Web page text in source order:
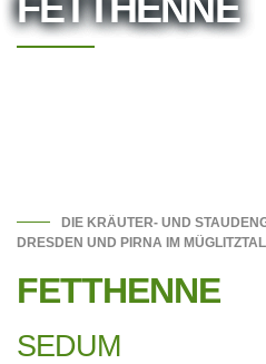
DIE KRÄUTER- UND
DRESDEN UND PIRNA IM MÜGLITZTAL
FETTHENNE
SEDUM